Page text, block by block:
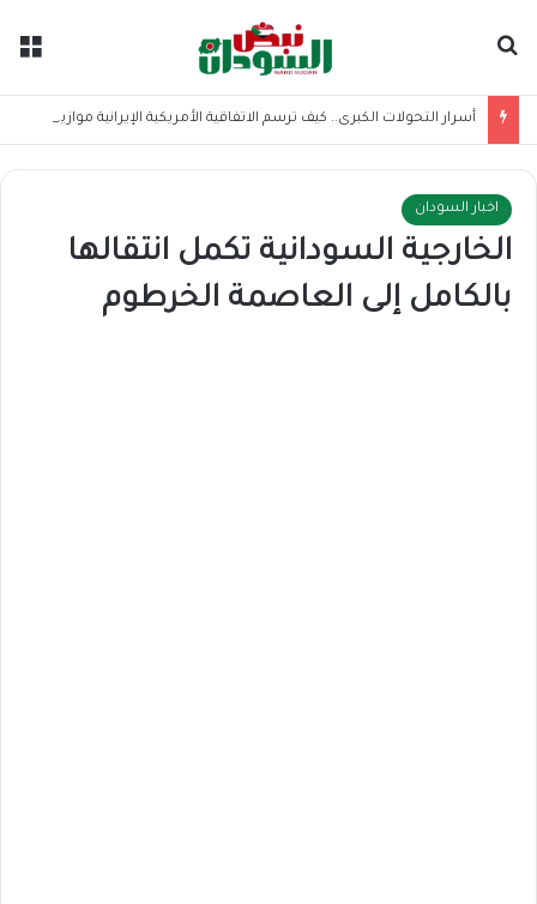
أسرار التحولات الكبرى.. كيف ترسم الاتفاقية الأمريكية الإيرانية موازين القوى بالمنطقة؟
اخبار السودان
الخارجية السودانية تكمل انتقالها
بالكامل إلى العاصمة الخرطوم